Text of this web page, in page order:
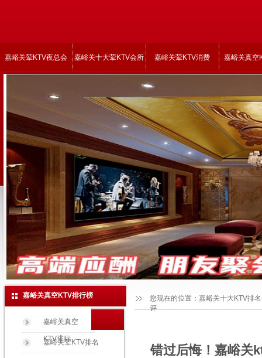
嘉峪关荤KTV夜总会 嘉峪关十大荤KTV会所 嘉峪关荤KTV消费 嘉峪关真空
您现在的位置： 嘉峪关十大KTV排名
评
嘉峪关真空KTV排行榜
嘉峪关真空
KTV排行
嘉峪关荤KTV排名
错过后悔！嘉峪关